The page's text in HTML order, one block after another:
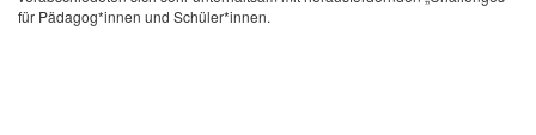
für Pädagog*innen und Schüler*innen.